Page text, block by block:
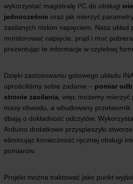
wykorzystać magistralę I²C do obsługi
jednocześnie oraz jak mierzyć
zasilanych niskim napięciem. Nasz układ
monitorować napięcie, prąd i moc
prezentując te informacje w czytelnej
Dzięki zastosowaniu gotowego układu
uprościliśmy sobie zadanie – pomiar
stronie zasilania , więc możemy
masy obwodu, a wbudowany przetwornik
dbają o dokładność odczytów.
Arduino dodatkowo przyspieszyło
eliminując konieczność ręcznej obsługi
pomiarów.
Projekt można traktować jako punkt